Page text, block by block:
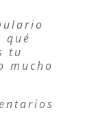
tu
mucho